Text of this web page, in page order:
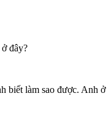
đây?
biết làm sao được. Anh ở